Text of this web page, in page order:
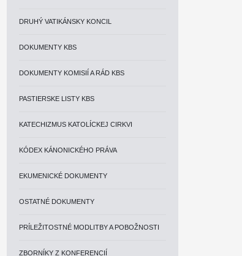
DRUHÝ VATIKÁNSKY KONCIL
DOKUMENTY KBS
DOKUMENTY KOMISIÍ A RÁD KBS
PASTIERSKE LISTY KBS
KATECHIZMUS KATOLÍCKEJ CIRKVI
KÓDEX KÁNONICKÉHO PRÁVA
EKUMENICKÉ DOKUMENTY
OSTATNÉ DOKUMENTY
PRÍLEŽITOSTNÉ MODLITBY A POBOŽNOSTI
ZBORNÍKY Z KONFERENCIÍ